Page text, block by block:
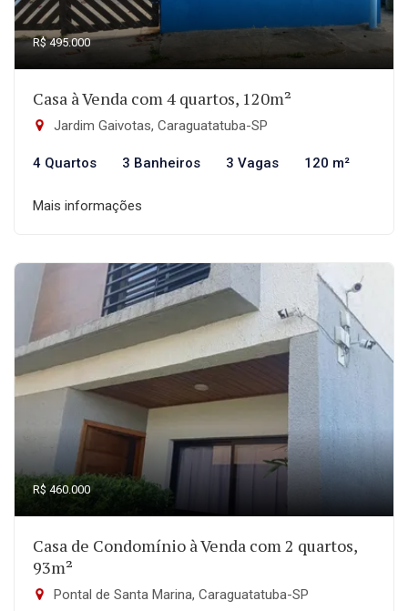
R$ 495.000
Casa à Venda com 4 quartos, 120m²
Jardim Gaivotas, Caraguatatuba-SP
4 Quartos 3 Banheiros 3 Vagas 120 m²
Mais informações
R$ 460.000
Casa de Condomínio à Venda com 2 quartos,
93m²
Pontal de Santa Marina, Caraguatatuba-SP